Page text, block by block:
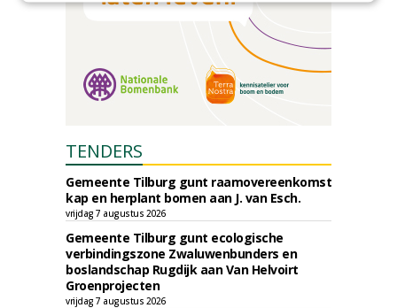
TENDERS
Gemeente Tilburg gunt raamovereenkomst
kap en herplant bomen aan J. van Esch.
vrijdag 7 augustus 2026
Gemeente Tilburg gunt ecologische
verbindingszone Zwaluwenbunders en
boslandschap Rugdijk aan Van Helvoirt
Groenprojecten
vrijdag 7 augustus 2026